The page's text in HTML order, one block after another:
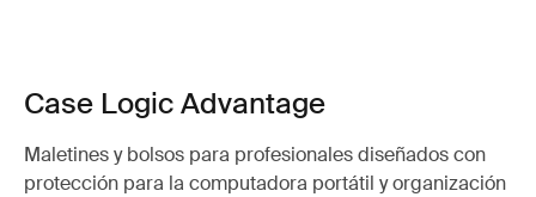
Case Logic Advantage
Maletines y bolsos para profesionales diseñados con
protección para la computadora portátil y organización